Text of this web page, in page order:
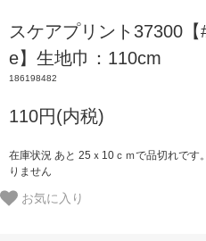
スケアプリント37300
e】生地巾：110cm
186198482
110円(内税)
在庫状況 あと 25ｘ10ｃｍで品切れで
りません
お気に入り